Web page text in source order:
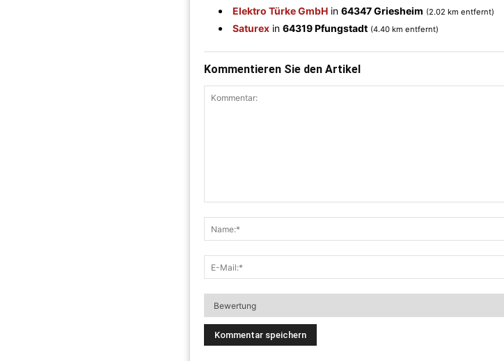
Elektro Türke GmbH in 64347 Griesheim (2.02 km entfernt)
Saturex in 64319 Pfungstadt (4.40 km entfernt)
Kommentieren Sie den Artikel